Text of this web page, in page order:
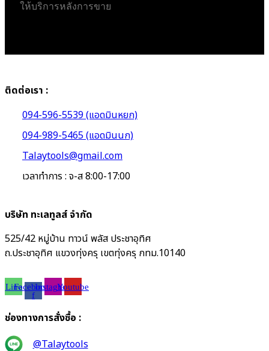
ให้บริการหลังการขาย
ติดต่อเรา :
094-596-5539 (แอดมินหยก)
094-989-5465 (แอดมินนก)
Talaytools@gmail.com
เวลาทำการ : จ-ส 8:00-17:00
บริษัท ทะเลทูลส์ จำกัด
525/42 หมู่บ้าน ทาวน์ พลัส ประชาอุทิศ
ถ.ประชาอุทิศ แขวงทุ่งครุ เขตทุ่งครุ กทม.10140
LineFacebook-
f
InstagramYoutube
ช่องทางการสั่งซื้อ :
@Talaytools